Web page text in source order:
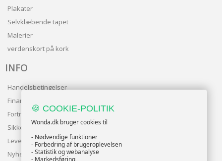
Plakater
Selvklæbende tapet
Malerier
verdenskort på kork
INFO
Handelsbetingelser
Finansering
Fortrolighedspolitik
Sikker betaling
Levering
Nyhedsbrev
🍪 COOKIE-POLITIK
Wonda.dk bruger cookies til
- Nødvendige funktioner
- Forbedring af brugeroplevelsen
- Statistik og webanalyse
- Markedsføring